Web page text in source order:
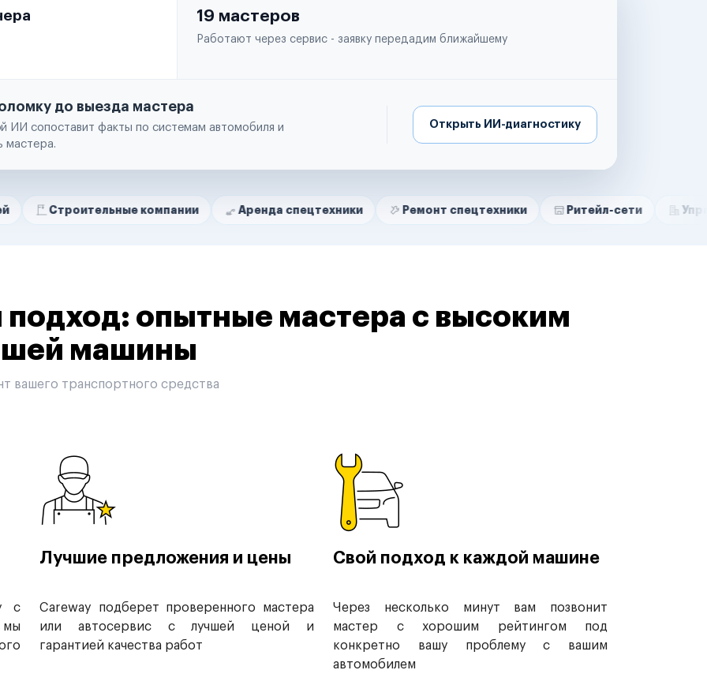
19 мастеров
Работают через сервис - заявку передадим ближайшему
до выезда мастера
ИИ сопоставит факты по системам автомобиля и
мастера.
Открыть ИИ-диагностику
компании Аренда спецтехники Ремонт спецтехники Ритейл-сети Управляющие
опытные мастера с высоким
машины
вашего транспортного средства
с
мы
Лучшие предложения и цены
Careway подберет проверенного мастера
или автосервис с лучшей ценой и
гарантией качества работ
Свой подход к каждой машине
Через несколько минут вам позвонит
мастер с хорошим рейтингом под
конкретно вашу проблему с вашим
автомобилем